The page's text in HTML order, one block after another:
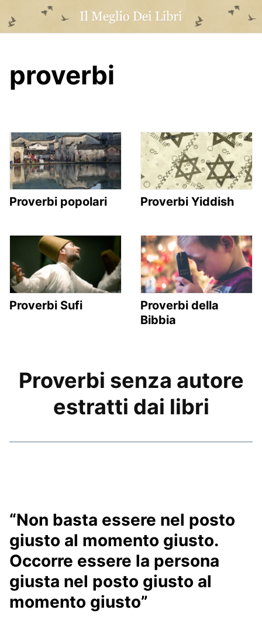
content
proverbi
Proverbi popolari Proverbi Yiddish
Proverbi Sufi
Proverbi della
Bibbia
Proverbi senza autore
estratti dai libri
“Non basta essere nel posto
giusto al momento giusto.
Occorre essere la persona
giusta nel posto giusto al
momento giusto”